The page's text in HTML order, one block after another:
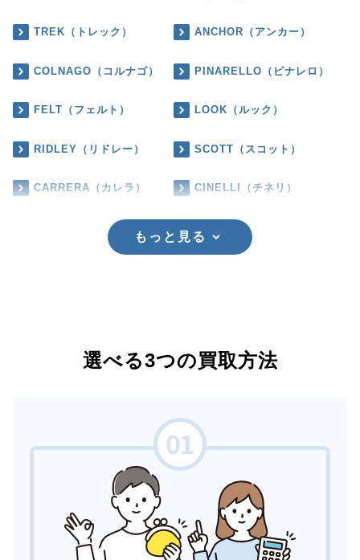
TREK（トレック） ANCHOR（アンカー）
COLNAGO（コルナゴ） PINARELLO（ピナレロ）
FELT（フェルト） LOOK（ルック）
RIDLEY（リドレー） SCOTT（スコット）
CARRERA（カレラ） CINELLI（チネリ）
もっと見る
選べる3つの買取方法